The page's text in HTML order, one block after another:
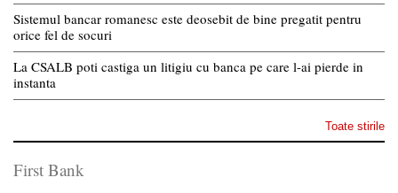
Sistemul bancar romanesc este deosebit de bine pregatit pentru
orice fel de socuri
La CSALB poti castiga un litigiu cu banca pe care l-ai pierde in
instanta
Toate stirile
First Bank